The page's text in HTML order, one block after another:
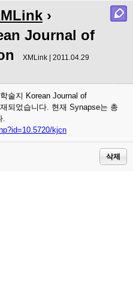
›
Journal of
XMLink | 2011.04.29
술지 Korean Journal of
되었습니다. 현재 Synapse는 총
.
kjcn
삭제